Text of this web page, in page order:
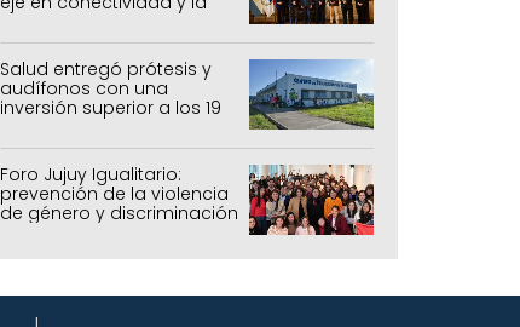
mejora del Paso de Jama
Salud entregó prótesis y
audífonos con una
inversión superior a los 19
millones de pesos
Foro Jujuy Igualitario:
prevención de la violencia
de género y discriminación